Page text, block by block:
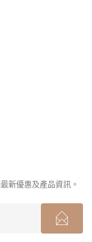
新優惠及產品資訊。